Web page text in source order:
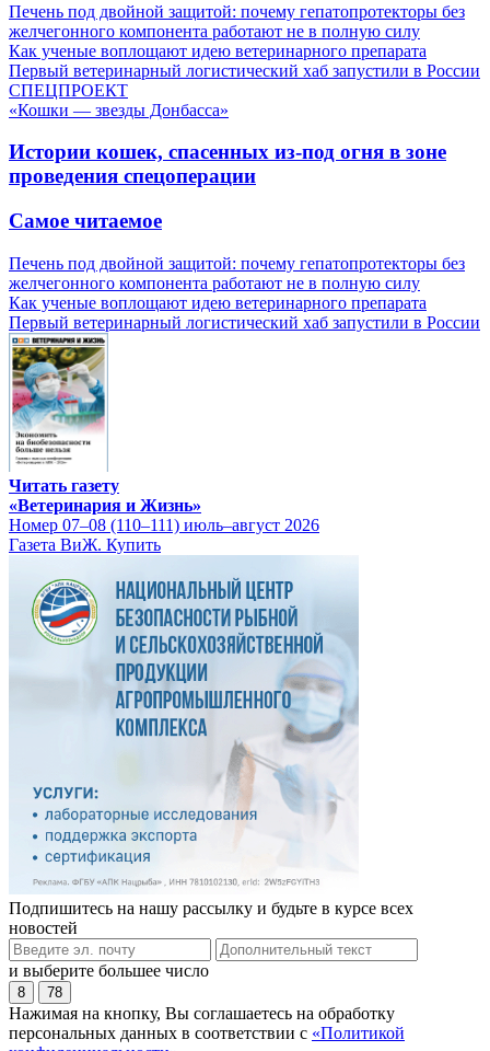
Печень под двойной защитой: почему гепатопротекторы без
желчегонного компонента работают не в полную силу
Как ученые воплощают идею ветеринарного препарата
Первый ветеринарный логистический хаб запустили в России
СПЕЦПРОЕКТ
«Кошки — звезды Донбасса»
Истории кошек, спасенных из-под огня в зоне
проведения спецоперации
Самое читаемое
Печень под двойной защитой: почему гепатопротекторы без
желчегонного компонента работают не в полную силу
Как ученые воплощают идею ветеринарного препарата
Первый ветеринарный логистический хаб запустили в России
Читать газету
«Ветеринария и Жизнь»
Номер 07–08 (110–111) июль–август 2026
Газета ВиЖ. Купить
Подпишитесь на нашу рассылку и будьте в курсе всех
новостей
и выберите большее число
8 78
Нажимая на кнопку, Вы соглашаетесь на обработку
персональных данных в соответствии с «Политикой